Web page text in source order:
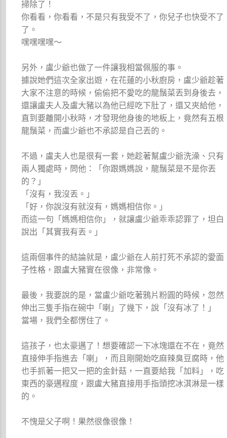
掃除了！
你看看，你看看，不是只有我受不了，你兒子也快受不了
了。
嘿嘿嘿嘿～
另外，盧少爺也做了一件讓我相當佩服的事。
據說她們這次全家出遊，在花蓮的小秋廚房，盧少爺趁著
大家不注意的時候，偷偷把不愛吃的龍鬚菜丟到身後去，
還讓盧夫人及盧大豬以為他已經吃下肚了，還又夾給他，
直到要離開小秋時，才發現他身後的地板上，竟然有五根
龍鬚菜，而盧少爺也不承認是自己丟的。
不過，盧夫人也是很有一套，她趁著幫盧少爺洗澡、只有
兩人獨處時，問他：「你跟媽媽說，龍鬚菜是不是你丟
的？」
「沒有，我沒丟。」
「好，你說沒有就沒有，媽媽相信你。」
而這一句「媽媽相信你」，就讓盧少爺乖乖認罪了，坦白
說出「其實我有丟。」
這兩個事件的結論就是，盧少爺在人前打死不承認的愛面
子性格，跟盧大豬實在很像，非常像。
最後，我要說的是，當盧少爺吃著鴉片粉圓的時候，忽然
伸出三隻手指在碗中「喇」了幾下，說「沒有冰了！」
當場，我們全都愣住了。
這孩子，也太豪邁了！想要確認一下冰塊還在不在，竟然
直接伸手指進去「喇」，而且剛開始吃麻辣臭豆腐時，他
也手抓著一把又一把的金針菇，一直要給我「加料」，吃
東西的豪邁程度，跟盧大豬直接用手指頭挖冰淇淋是一樣
的。
不愧是父子啊！果然很像很像！